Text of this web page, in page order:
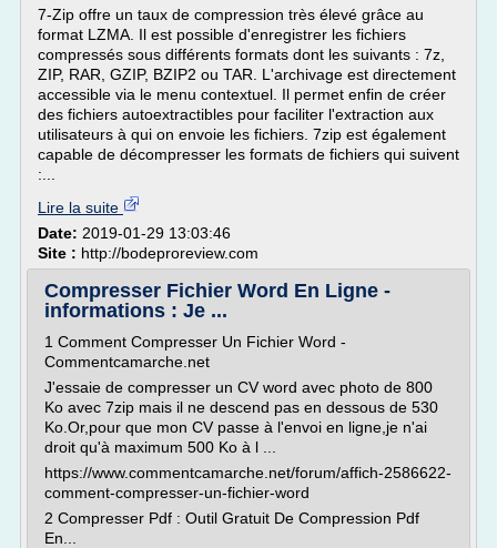
7-Zip offre un taux de compression très élevé grâce au
format LZMA. Il est possible d'enregistrer les fichiers
compressés sous différents formats dont les suivants : 7z,
ZIP, RAR, GZIP, BZIP2 ou TAR. L'archivage est directement
accessible via le menu contextuel. Il permet enfin de créer
des fichiers autoextractibles pour faciliter l'extraction aux
utilisateurs à qui on envoie les fichiers. 7zip est également
capable de décompresser les formats de fichiers qui suivent
:...
Lire la suite
Date: 2019-01-29 13:03:46
Site : http://bodeproreview.com
Compresser Fichier Word En Ligne -
informations : Je ...
1 Comment Compresser Un Fichier Word -
Commentcamarche.net
J'essaie de compresser un CV word avec photo de 800
Ko avec 7zip mais il ne descend pas en dessous de 530
Ko.Or,pour que mon CV passe à l'envoi en ligne,je n'ai
droit qu'à maximum 500 Ko à l ...
https://www.commentcamarche.net/forum/affich-2586622-
comment-compresser-un-fichier-word
2 Compresser Pdf : Outil Gratuit De Compression Pdf
En...